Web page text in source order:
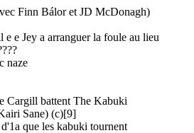
Finn Bálor et JD McDonagh)
e Jey a arranguer la foule au lieu
naze
Cargill battent The Kabuki
Sane) (c)[9]
que les kabuki tournent